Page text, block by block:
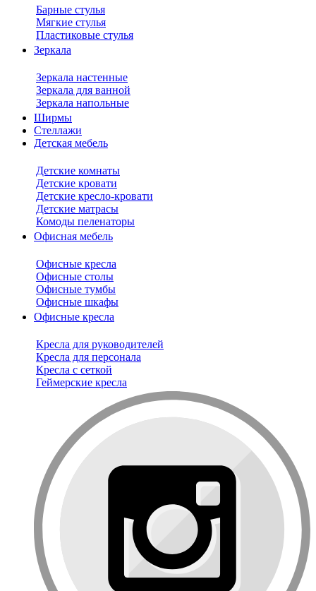
Барные стулья
Мягкие стулья
Пластиковые стулья
Зеркала
Зеркала настенные
Зеркала для ванной
Зеркала напольные
Ширмы
Стеллажи
Детская мебель
Детские комнаты
Детские кровати
Детские кресло-кровати
Детские матрасы
Комоды пеленаторы
Офисная мебель
Офисные кресла
Офисные столы
Офисные тумбы
Офисные шкафы
Офисные кресла
Кресла для руководителей
Кресла для персонала
Кресла с сеткой
Геймерские кресла